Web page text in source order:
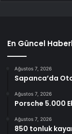
En Güncel
Ağustos 7, 2026
Sapanca’da
Ağustos 7, 2026
Porsche 5.000
Ağustos 7, 2026
850 tonluk